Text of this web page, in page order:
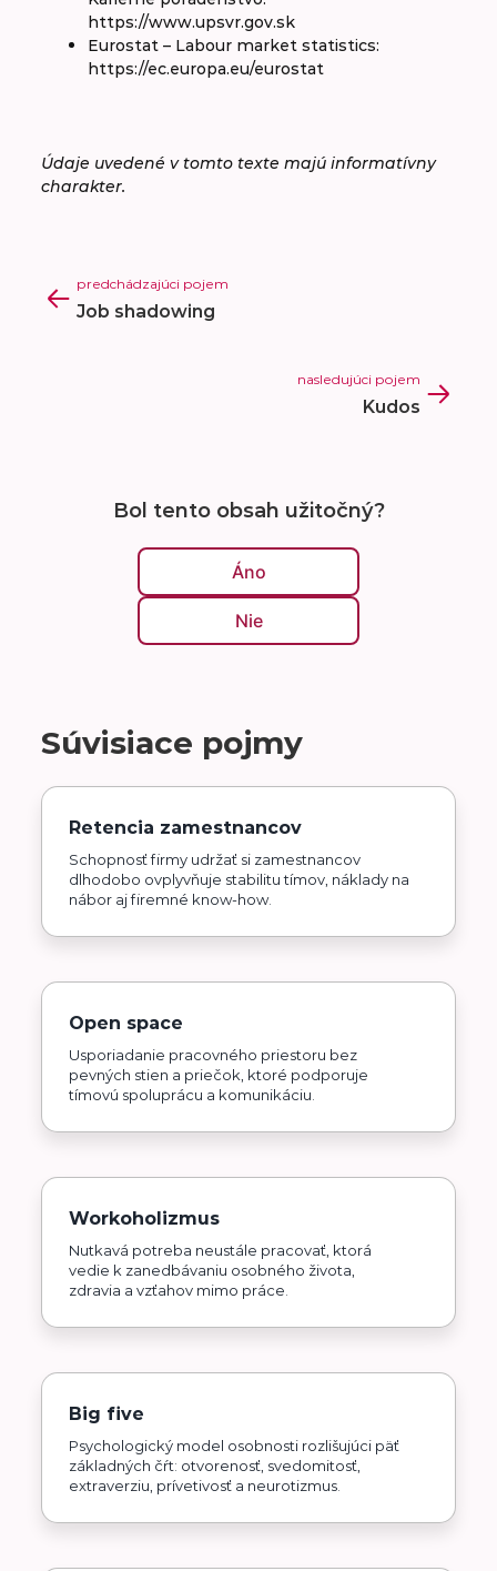
https://www.upsvr.gov.sk
Eurostat – Labour market statistics:
https://ec.europa.eu/eurostat
Údaje uvedené v tomto texte majú informatívny
charakter.
predchádzajúci pojem
Job shadowing
nasledujúci pojem
Kudos
Bol tento obsah užitočný?
Áno
Nie
Súvisiace pojmy
Retencia zamestnancov
Schopnosť firmy udržať si zamestnancov
dlhodobo ovplyvňuje stabilitu tímov, náklady na
nábor aj firemné know-how.
Open space
Usporiadanie pracovného priestoru bez
pevných stien a priečok, ktoré podporuje
tímovú spoluprácu a komunikáciu.
Workoholizmus
Nutkavá potreba neustále pracovať, ktorá
vedie k zanedbávaniu osobného života,
zdravia a vzťahov mimo práce.
Big five
Psychologický model osobnosti rozlišujúci päť
základných čŕt: otvorenosť, svedomitosť,
extraverziu, prívetivosť a neurotizmus.